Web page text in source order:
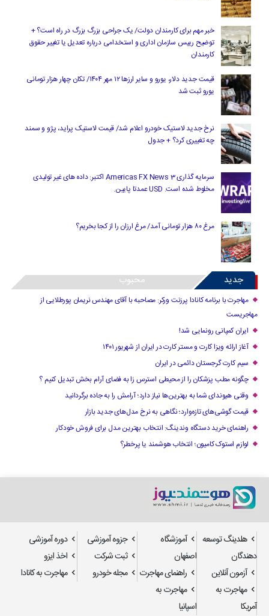
خبر مهم برای کارمندان دولت/ یک جراحی بزرگ بزرگ در راه است؟ +
توضیح رییس سازمان اداری و استخدامی درباره تعدیل یا تغییر حقوق
کارمندان
قیمت جدید دلار، یورو و سایر ارزها ۱۲ مهر ۱۴۰۴/ تکان چهار هزار تومانی
یورو ثبت شد
نرخ جدید لاستیک خودرو اعلام شد/ قیمت لاستیک پراید، پژو و سمند
چه تغییری کرد؟ + جدول
سرمایه گذاری Americas FX News 3 اکتبر: داده های غیر تولیدی
مخلوط شده است. USD عمدتا پایین.
مرغ ۸۰ هزار تومانی آمد/ مرغ ارزان را از کجا بخریم؟
جدید محبوب
مهاجرت با برنامه کانادا پرزنت ورکر: مصاحبه با آقای مهندس نریمان پورطلایی از
مهاجریست
ایران کمپانی رونمایی شد!
آغاز ارائه ویزا کارت و مستر کارت در ایران از شهریور ۱۴۰۱
سیم کارت گرجستان دائمی در ایران
چگونه مطب پزشکان را از محیطی استرس زا به فضای آرام بخش تبدیل کنیم ؟
وقتی هیوندای شما به بهترین‌ها نیاز دارد؛ آرامش را به جاده برگردانید
قیمت گوشی‌های تازه‌وارد؛ نگاهی به نرخ مدل‌های جدید بازار
راهنمای خرید دستگاه وندینگ: انتخاب بهترین مدل برای فروش خودکار
لوازم استوک کامیون؛ انتخاب هوشمند یا پرخطر؟
هلدینگ توسعه
دهندگان
آموزشگاه
اصفهان
جزوه آموزشی
دوره آموزشی
ثبت شرکت
اخذ ایزو
آزمون آنلاین
راهنمای مهاجرت مجله خودرو
مهاجرت به کانادا
مهاجرت به
آمریکا
مهاجرت به
اسپانیا